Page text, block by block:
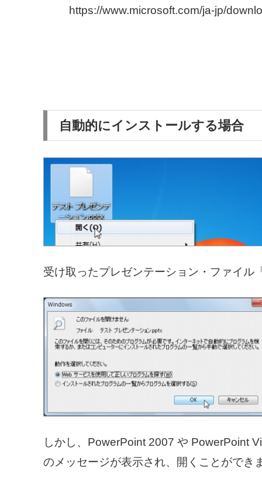
https://www.microsoft.com/ja-jp/
自動的にインストールする場合
受け取ったプレゼンテーション・ファイ
しかし、PowerPoint 2007 や PowerPoint
のメッセージが表示され、開くことができ